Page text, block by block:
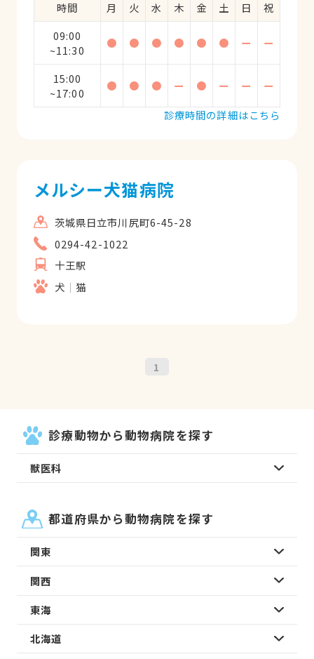
時間 月 火 水 木 金 土 日
祝
09:00
~11:30
● ● ● ● ● ● ー ー
15:00
~17:00
● ● ● ー ● ー ー
ー
診療時間の詳細はこちら
メルシー犬猫病院
茨城県日立市川尻町6-45-28
0294-42-1022
十王駅
犬
猫
1
診療動物から動物病院を探す
獣医科
都道府県から動物病院を探す
関東
関西
東海
北海道